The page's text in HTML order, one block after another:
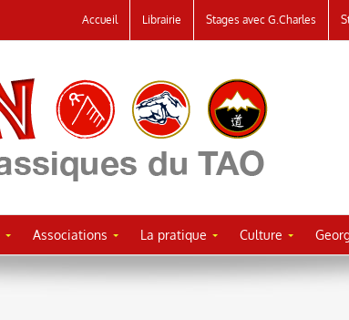
Accueil Librairie Stages avec G.Charles
Associations La pratique Culture